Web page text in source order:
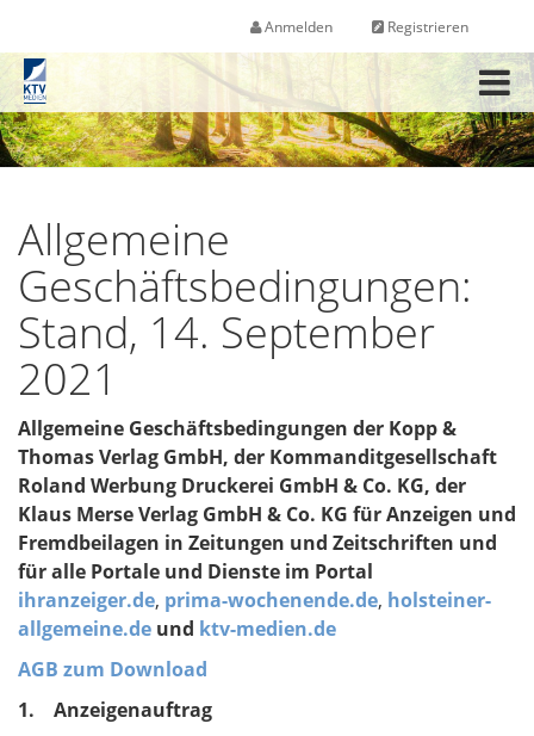
Anmelden Registrieren
M
e
n
ü
Allgemeine
Geschäftsbedingungen:
Stand, 14. September
2021
Allgemeine Geschäftsbedingungen der Kopp &
Thomas Verlag GmbH, der Kommanditgesellschaft
Roland Werbung Druckerei GmbH & Co. KG, der
Klaus Merse Verlag GmbH & Co. KG für Anzeigen und
Fremdbeilagen in Zeitungen und Zeitschriften und
für alle Portale und Dienste im Portal
ihranzeiger.de, prima-wochenende.de, holsteiner-
allgemeine.de und ktv-medien.de
AGB zum Download
1. Anzeigenauftrag